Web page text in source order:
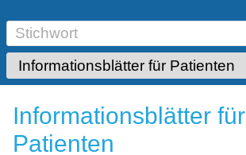
Informationsblätter für
Patienten